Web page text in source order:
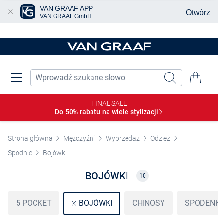
FINAL SALE
Do 50% rabatu na wiele stylizacji
Strona główna Mężczyźni Wyprzedaż
Odzież
Spodnie
Bojówki
BOJÓWKI 10
5 POCKET BOJÓWKI CHINOSY
VAN GRAAF APP
VAN GRAAF GmbH Otwórz